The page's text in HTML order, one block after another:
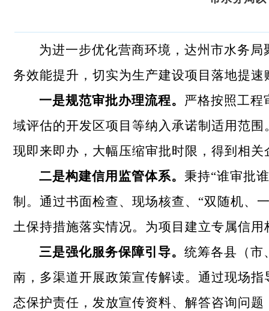
为进一步优化营商环境，达州市水务
务效能提升，切实为生产建设项目落地提速
一是规范审批办理流程。 严格按照工程
域评估的开发区项目等纳入承诺制适用范
现即来即办，大幅压缩审批时限，得到相
二是构建信用监管体系。 秉持“谁审批
制。通过书面检查、现场核查、“双随机、
土保持措施落实情况。为项目建立专属信
三是强化服务保障引导。 统筹各县（市
南，多渠道开展政策宣传解读。通过现场
态保护责任，发放宣传资料、解答咨询问